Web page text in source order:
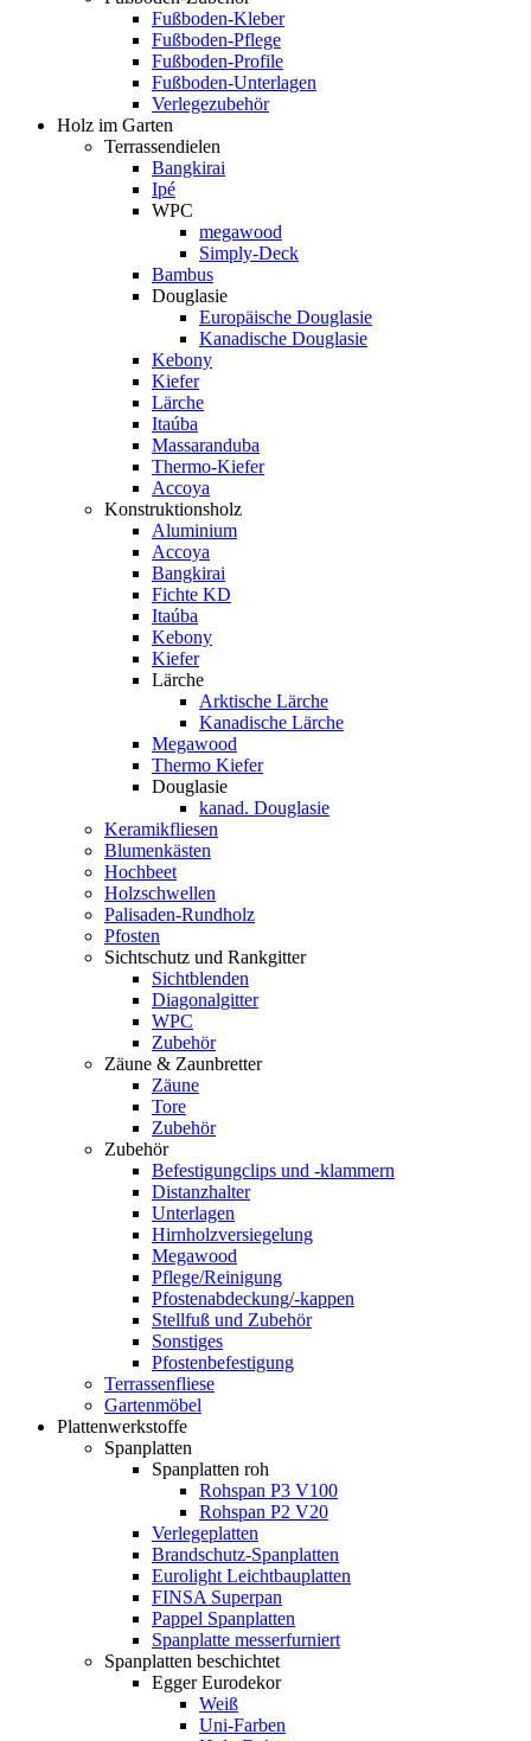
Fußboden-Kleber
Fußboden-Pflege
Fußboden-Profile
Fußboden-Unterlagen
Verlegezubehör
Holz im Garten
Terrassendielen
Bangkirai
Ipé
WPC
megawood
Simply-Deck
Bambus
Douglasie
Europäische Douglasie
Kanadische Douglasie
Kebony
Kiefer
Lärche
Itaúba
Massaranduba
Thermo-Kiefer
Accoya
Konstruktionsholz
Aluminium
Accoya
Bangkirai
Fichte KD
Itaúba
Kebony
Kiefer
Lärche
Arktische Lärche
Kanadische Lärche
Megawood
Thermo Kiefer
Douglasie
kanad. Douglasie
Keramikfliesen
Blumenkästen
Hochbeet
Holzschwellen
Palisaden-Rundholz
Pfosten
Sichtschutz und Rankgitter
Sichtblenden
Diagonalgitter
WPC
Zubehör
Zäune & Zaunbretter
Zäune
Tore
Zubehör
Zubehör
Befestigungclips und -klammern
Distanzhalter
Unterlagen
Hirnholzversiegelung
Megawood
Pflege/Reinigung
Pfostenabdeckung/-kappen
Stellfuß und Zubehör
Sonstiges
Pfostenbefestigung
Terrassenfliese
Gartenmöbel
Plattenwerkstoffe
Spanplatten
Spanplatten roh
Rohspan P3 V100
Rohspan P2 V20
Verlegeplatten
Brandschutz-Spanplatten
Eurolight Leichtbauplatten
FINSA Superpan
Pappel Spanplatten
Spanplatte messerfurniert
Spanplatten beschichtet
Egger Eurodekor
Weiß
Uni-Farben